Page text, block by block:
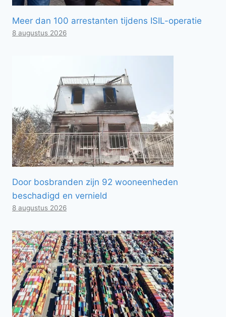
Meer dan 100 arrestanten tijdens ISIL-operatie
8 augustus 2026
Door bosbranden zijn 92 wooneenheden
beschadigd en vernield
8 augustus 2026